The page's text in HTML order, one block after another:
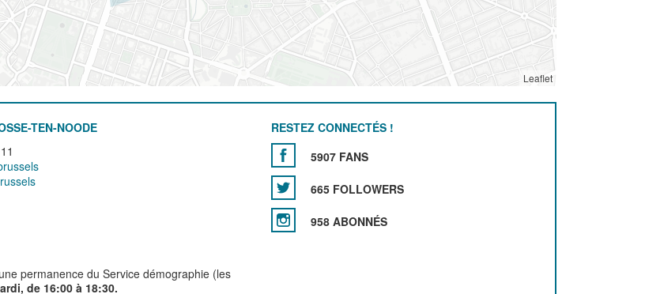
Leaflet
TEN-NOODE
permanence du Service démographie (les
de 16:00 à 18:30.
RESTEZ CONNECTÉS !
5907 FANS
665 FOLLOWERS
958 ABONNÉS